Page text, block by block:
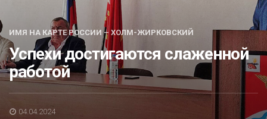
К 70-летию районного Дома культуры
Конкурс
Люди родного края
ИМЯ НА КАРТЕ РОССИИ – ХОЛМ-ЖИРКОВСКИЙ
Успехи достигаются слаженной
работой
04.04.2024